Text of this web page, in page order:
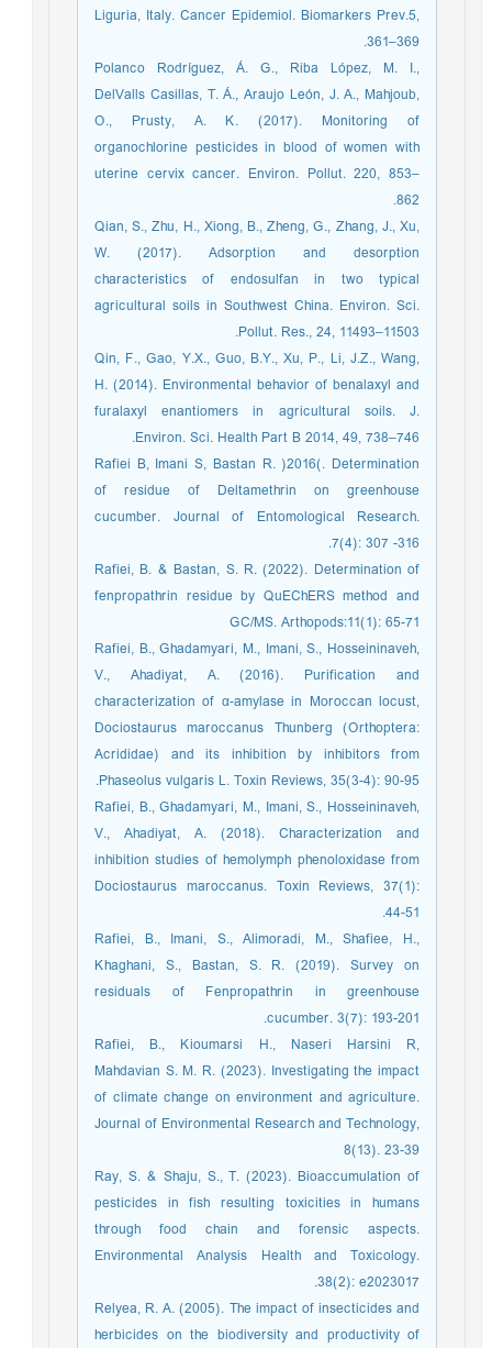
Liguria, Italy. Cancer Epidemiol. Biomarkers Prev.5,
361–369.
Polanco Rodríguez, Á. G., Riba López, M. I.,
DelValls Casillas, T. Á., Araujo León, J. A., Mahjoub,
O., Prusty, A. K. (2017). Monitoring of
organochlorine pesticides in blood of women with
uterine cervix cancer. Environ. Pollut. 220, 853–
862.
Qian, S., Zhu, H., Xiong, B., Zheng, G., Zhang, J., Xu,
W. (2017). Adsorption and desorption
characteristics of endosulfan in two typical
agricultural soils in Southwest China. Environ. Sci.
Pollut. Res., 24, 11493–11503.
Qin, F., Gao, Y.X., Guo, B.Y., Xu, P., Li, J.Z., Wang,
H. (2014). Environmental behavior of benalaxyl and
furalaxyl enantiomers in agricultural soils. J.
Environ. Sci. Health Part B 2014, 49, 738–746.
Rafiei B, Imani S, Bastan R. )2016(. Determination
of residue of Deltamethrin on greenhouse
cucumber. Journal of Entomological Research.
7(4): 307 -316.
Rafiei, B. & Bastan, S. R. (2022). Determination of
fenpropathrin residue by QuEChERS method and
GC/MS. Arthopods:11(1): 65-71
Rafiei, B., Ghadamyari, M., Imani, S., Hosseininaveh,
V., Ahadiyat, A. (2016). Purification and
characterization of α-amylase in Moroccan locust,
Dociostaurus maroccanus Thunberg (Orthoptera:
Acrididae) and its inhibition by inhibitors from
Phaseolus vulgaris L. Toxin Reviews, 35(3-4): 90-95.
Rafiei, B., Ghadamyari, M., Imani, S., Hosseininaveh,
V., Ahadiyat, A. (2018). Characterization and
inhibition studies of hemolymph phenoloxidase from
Dociostaurus maroccanus. Toxin Reviews, 37(1):
44-51.
Rafiei, B., Imani, S., Alimoradi, M., Shafiee, H.,
Khaghani, S., Bastan, S. R. (2019). Survey on
residuals of Fenpropathrin in greenhouse
cucumber. 3(7): 193-201.
Rafiei, B., Kioumarsi H., Naseri Harsini R,
Mahdavian S. M. R. (2023). Investigating the impact
of climate change on environment and agriculture.
Journal of Environmental Research and Technology,
8(13). 23-39
Ray, S. & Shaju, S., T. (2023). Bioaccumulation of
pesticides in fish resulting toxicities in humans
through food chain and forensic aspects.
Environmental Analysis Health and Toxicology.
38(2): e2023017.
Relyea, R. A. (2005). The impact of insecticides and
herbicides on the biodiversity and productivity of